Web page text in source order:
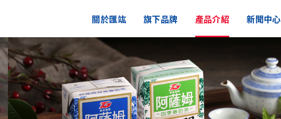
關於匯竑 旗下品牌 產品介紹 新聞中心